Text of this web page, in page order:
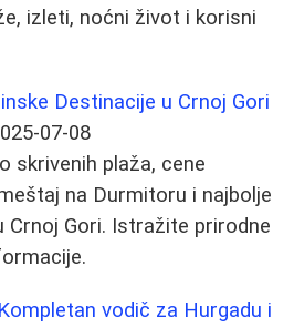
izleti, noćni život i korisni
Destinacije u Crnoj Gori
07-08
skrivenih plaža, cene
na Durmitoru i najbolje
Crnoj Gori. Istražite prirodne
vodič za Hurgadu i